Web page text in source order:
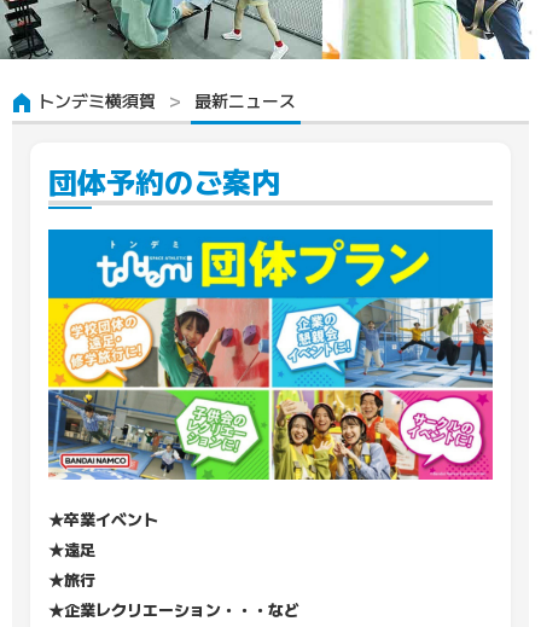
トンデミ横須賀 最新ニュース
団体予約のご案内
★卒業イベント
★遠足
★旅行
★企業レクリエーション・・・など